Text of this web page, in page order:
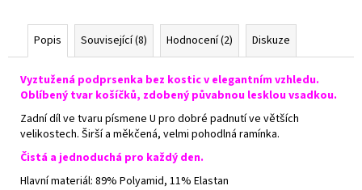
Popis Související (8) Hodnocení (2) Diskuze
Vyztužená podprsenka bez kostic v elegantním vzhledu.
Oblíbený tvar košíčků, zdobený půvabnou lesklou vsadkou.
Zadní díl ve tvaru písmene U pro dobré padnutí ve větších
velikostech. Širší a měkčená, velmi pohodlná ramínka.
Čistá a jednoduchá pro každý den.
Hlavní materiál: 89% Polyamid, 11% Elastan